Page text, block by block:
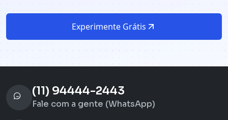
Experimente Grátis
(11) 94444-2443
Fale com a gente (WhatsApp)